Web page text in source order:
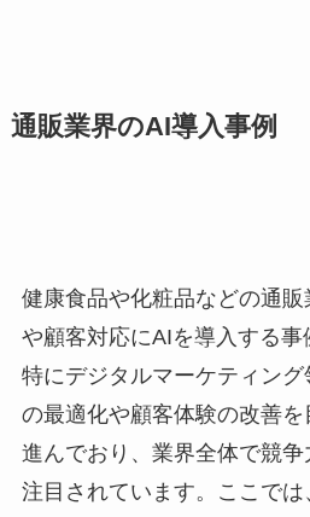
通販業界のAI導入事例
健康食品や化粧品などの通
や顧客対応にAIを導入する事
特にデジタルマーケティン
の最適化や顧客体験の改善
進んでおり、業界全体で競
注目されています。ここで